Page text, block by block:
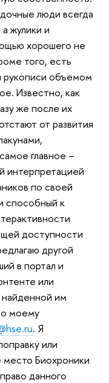
люди всегда
жулики и
хорошего не
того, есть
рукописи объемом
Известно, как
же после их
от развития
главное –
интерпретацией
по своей
способный к
доступности
другой
в портал и
или
им
моему
. Я
или
Биохроники
данного